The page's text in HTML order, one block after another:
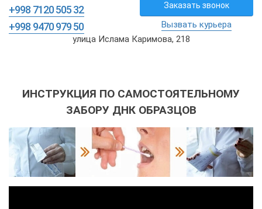
+998 7120 505 32
+998 9470 979 50
Заказать звонок
Вызвать курьера
улица Ислама Каримова, 218
ИНСТРУКЦИЯ ПО САМОСТОЯТЕЛЬНОМУ
ЗАБОРУ ДНК ОБРАЗЦОВ